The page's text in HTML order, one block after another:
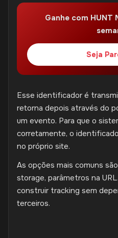
Ganhe com HUNT
Seja
Esse identificador é
retorna depois através do
um evento. Para que o
corretamente, o
no próprio site.
As opções mais comuns
storage, parâmetros na
construir tracking sem
terceiros.